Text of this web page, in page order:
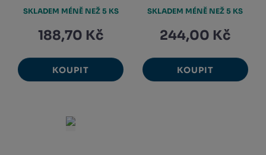
188,70 Kč
KOUPIT
SKLADEM MÉNĚ NEŽ 5 KS
244,00 Kč
KOUPIT
SKLADEM MÉNĚ NEŽ 5 KS